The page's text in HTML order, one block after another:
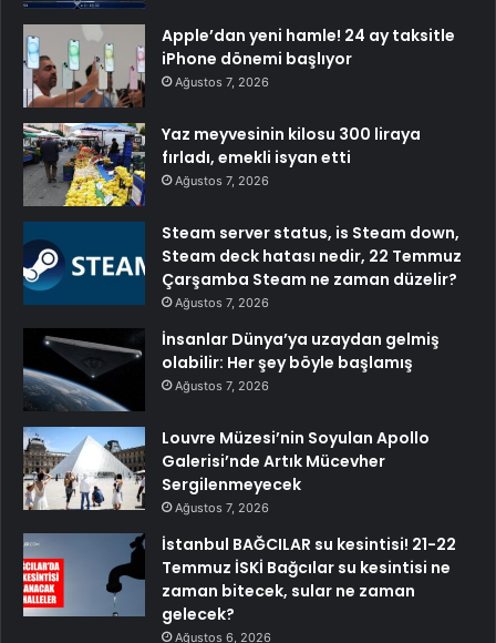
Apple’dan yeni hamle! 24 ay taksitle
iPhone dönemi başlıyor
Ağustos 7, 2026
Yaz meyvesinin kilosu 300 liraya
fırladı, emekli isyan etti
Ağustos 7, 2026
Steam server status, is Steam down,
Steam deck hatası nedir, 22 Temmuz
Çarşamba Steam ne zaman düzelir?
Ağustos 7, 2026
İnsanlar Dünya’ya uzaydan gelmiş
olabilir: Her şey böyle başlamış
Ağustos 7, 2026
Louvre Müzesi’nin Soyulan Apollo
Galerisi’nde Artık Mücevher
Sergilenmeyecek
Ağustos 7, 2026
İstanbul BAĞCILAR su kesintisi! 21-22
Temmuz İSKİ Bağcılar su kesintisi ne
zaman bitecek, sular ne zaman
gelecek?
Ağustos 6, 2026